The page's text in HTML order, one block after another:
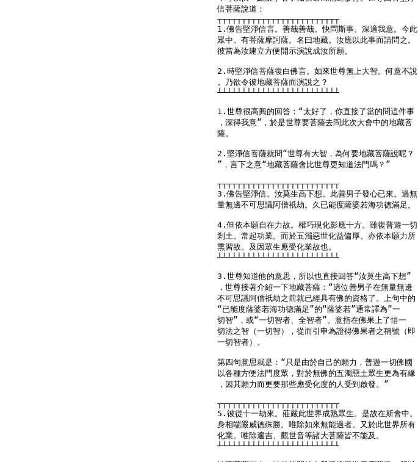
信菩薩說道：
┬┬┬┬┬┬┬┬┬┬┬┬┬┬┬┬┬┬┬┬┬┬┬┬┬
1.佛告堅淨信言。善哉善哉。快問斯事。深適我意。今此
眾中。有菩薩摩訶薩。名曰地藏。汝應以此事而請問之。
彼當為汝建立方便開示演說成汝所願。
2.時堅淨信菩薩復白佛言。如來世尊無上大智。何意不說
。乃欲令彼地藏菩薩而演說之？
┴┴┴┴┴┴┴┴┴┴┴┴┴┴┴┴┴┴┴┴┴┴┴┴┴
1.世尊很高興的回答：“太好了，你直接了當的問這件事
，深得我意”，於是世尊要菩薩去問此次大會中的地藏菩
薩。
2.堅淨信菩薩就問“世尊有大智，為何要地藏菩薩說呢？
”，言下之意“地藏菩薩會比世尊更知道法門嗎？”
┬┬┬┬┬┬┬┬┬┬┬┬┬┬┬┬┬┬┬┬┬┬┬┬┬
3.佛告堅淨信。汝莫生高下想。此善男子發心已來。過無
量無邊不可思議阿僧祇劫。久已能度薩婆若海功德滿足。
4.但依本願自在力故。權巧現化影應十方。雖復普遊一切
剎土。常起功業。而於五濁惡世化益偏厚。亦依本願力所
熏習故。及因眾生應受化業故也。
┴┴┴┴┴┴┴┴┴┴┴┴┴┴┴┴┴┴┴┴┴┴┴┴┴
3.世尊知道他的意思，所以也直接回答“汝莫生高下想”
，世尊接著介紹一下地藏菩薩：“這位善男子在無量無邊
不可思議阿僧祇劫之前就已經具有佛的資格了。上句中的
“已能度薩婆若海功德滿足”的“薩婆若”通常譯為”一
切智”，或“一切智者、全智者”。意指在佛果上了悟一
切法之智（一切智），從而引申為證得佛果者之稱號（即
一切智者）。
第四句意思就是：“只是由於自己的願力，普遊一切佛國
以各種方便法門度眾，對於無佛的五濁惡土眾生更為有緣
，因其願力而更要那些應受化度的人受到啟發。”
┬┬┬┬┬┬┬┬┬┬┬┬┬┬┬┬┬┬┬┬┬┬┬┬┬
5.彼從十一劫來。莊嚴此世界成熟眾生。是故在斯會中。
身相端嚴威德殊勝。唯除如來無能過者。又於此世界所有
化業。唯除遍吉、觀世音等諸大菩薩皆不能及。
┴┴┴┴┴┴┴┴┴┴┴┴┴┴┴┴┴┴┴┴┴┴┴┴┴